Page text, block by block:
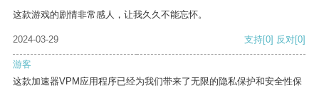
这款游戏的剧情非常感人，让我久久不能忘怀。
2024-03-29 支持[0] 反对[0]
游客
这款加速器VPM应用程序已经为我们带来了无限的隐私保护和安全性保